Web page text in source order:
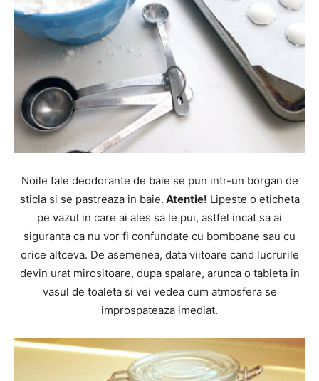
Noile tale deodorante de baie se pun intr-un borgan de
sticla si se pastreaza in baie. Atentie! Lipeste o eticheta
pe vazul in care ai ales sa le pui, astfel incat sa ai
siguranta ca nu vor fi confundate cu bomboane sau cu
orice altceva. De asemenea, data viitoare cand lucrurile
devin urat mirositoare, dupa spalare, arunca o tableta in
vasul de toaleta si vei vedea cum atmosfera se
improspateaza imediat.